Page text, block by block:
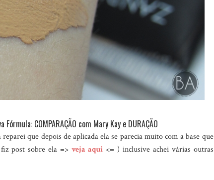
COMPARAÇÃO com Mary Kay e DURAÇÃO
que depois de aplicada ela se parecia muito com a base que
post sobre ela => veja aqui<= ) inclusive achei várias outras